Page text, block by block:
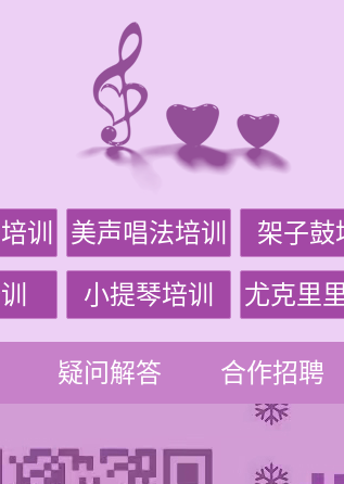
训 美声唱法培训 架子鼓
小提琴培训 尤克里
疑问解答 合作招聘